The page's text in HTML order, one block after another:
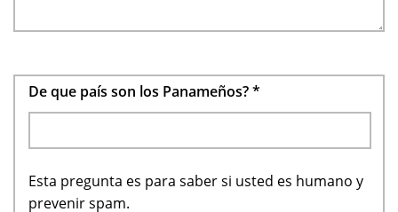
De que país son los Panameños?*
Esta pregunta es para saber si usted es humano y
prevenir spam.